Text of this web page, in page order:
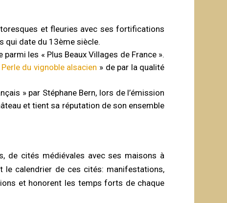
et fleuries avec ses fortifications
qui date du 13ème siècle.
les « Plus Beaux Villages de France ».
Perle du vignoble alsacien » de par la qualité
» par Stéphane Bern, lors de l’émission
et tient sa réputation de son ensemble
de cités médiévales avec ses maisons à
le calendrier de ces cités: manifestations,
et honorent les temps forts de chaque